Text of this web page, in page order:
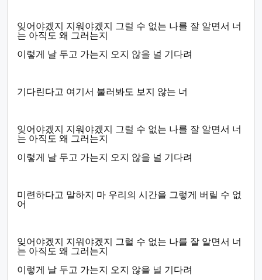
잊어야겠지 지워야겠지 그럴 수 없는 나를 잘 알면서 너
는 아직도 왜 그러는지
이렇게 날 두고 가는지 오지 않을 널 기다려
기다린다고 여기서 불러봐도 보지 않는 너
잊어야겠지 지워야겠지 그럴 수 없는 나를 잘 알면서 너
는 아직도 왜 그러는지
이렇게 날 두고 가는지 오지 않을 널 기다려
미련하다고 말하지 마 우리의 시간을 그렇게 버릴 수 없
어
잊어야겠지 지워야겠지 그럴 수 없는 나를 잘 알면서 너
는 아직도 왜 그러는지
이렇게 날 두고 가는지 오지 않을 널 기다려